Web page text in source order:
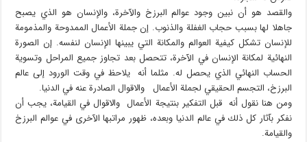
والقصد هو أن نبين وجود عوالم البرزخ والآخرة، والإنسان هو الذي يصبح
جاهلا لها بسبب حجاب الغفلة والذنوب. إن جملة الأعمال الممدوحة والمذمومة
للإنسان تشكل كيفية العوالم والمكانة التي يبينها الإنسان لنفسه. إن الصورة
النهائية لمكانة الإنسان في الآخرة، تتحصل بعد تجاوز جميع المراحل وتسوية
الحساب النهائي الذي يحصل له. مثلما أنه يلاحظ في وقت الورود إلى عالم
البرزخ، التجسم الحقيقي لجملة الأعمال والاقوال الصادرة عنه في الدنيا.
ومن هنا نقول أنه قبل التفكير بنتيجة الأعمال والاقوال في القيامة، يجب أن
نفكر بآثار كل ذلك في عالم الدنيا وبعده، ظهور مراتبها الآخرى في عوالم البرزخ
والقيامة.